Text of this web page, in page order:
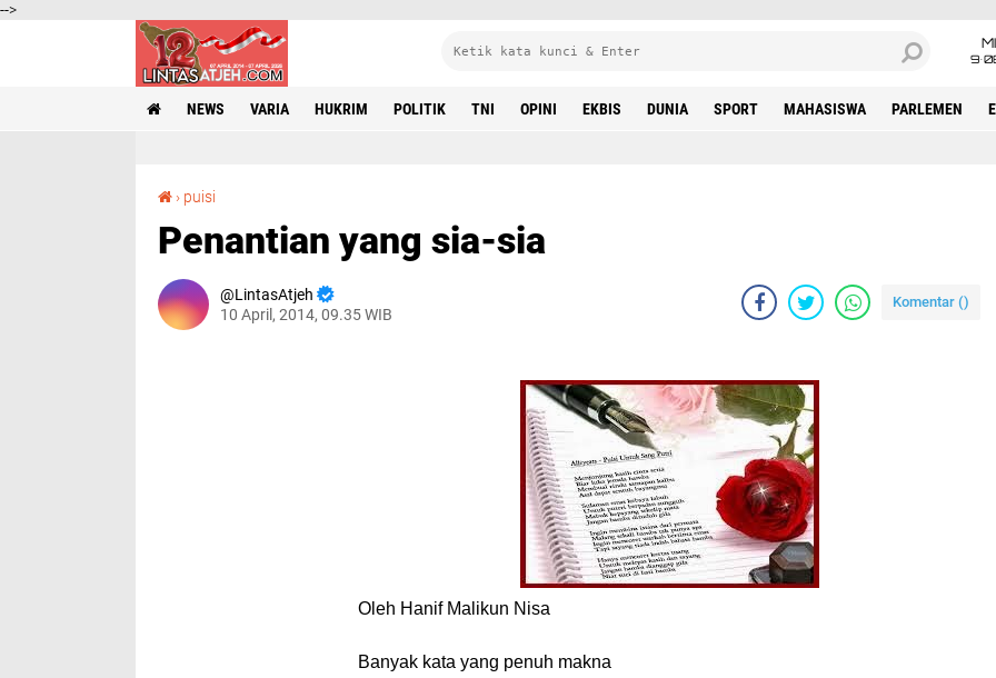
-->
NEWS VARIA HUKRIM POLITIK TNI OPINI EKBIS DUNIA SPORT MAHASISWA PARLEMEN
› puisi
Penantian yang sia-sia
LintasAtjeh
10 April, 2014, 09.35 WIB
Komentar ()
Oleh Hanif Malikun Nisa
Banyak kata yang penuh makna